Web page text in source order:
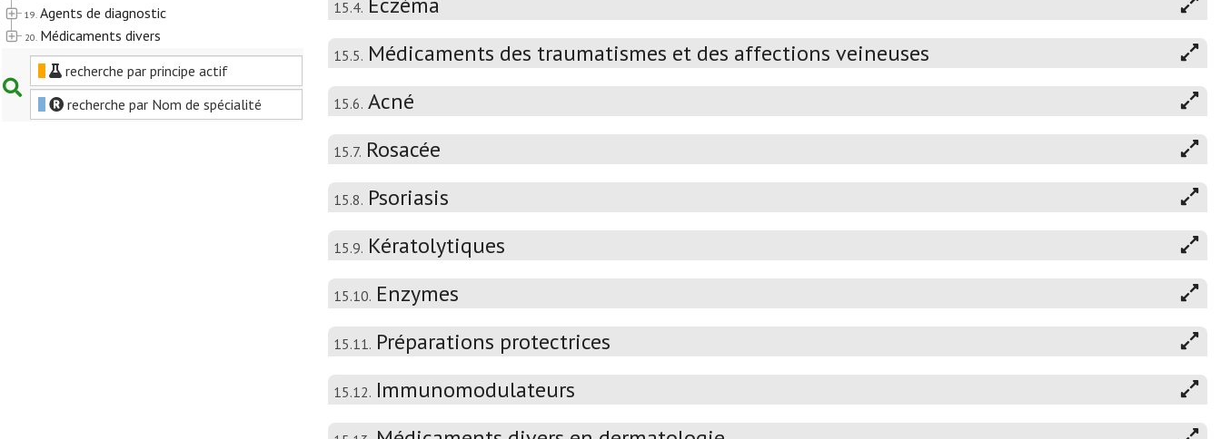
19. Agents de diagnostic
20. Médicaments divers
recherche par principe actif
recherche par Nom de spécialité
15.4.
15.5. Médicaments des traumatismes et des affections veineuses
15.6. Acné
15.7. Rosacée
15.8. Psoriasis
15.9. Kératolytiques
15.10. Enzymes
15.11. Préparations protectrices
15.12. Immunomodulateurs